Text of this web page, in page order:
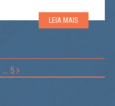
coleção de esqui lançada
mais acessível. Com
LEIA MAIS
… 5